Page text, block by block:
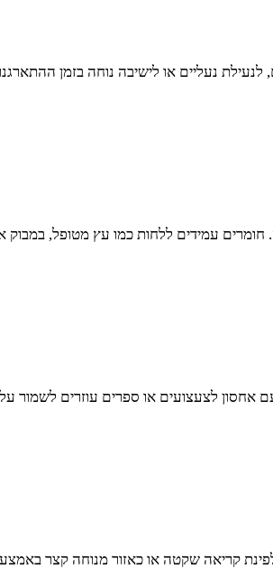
נעליים או לישיבה נוחה בזמן
עמידים ללחות כמו עץ מטופל,
אחסון לצעצועים או ספרים עוזרים לשמור
קריאה שקטה או כאזור מנוחה קצר